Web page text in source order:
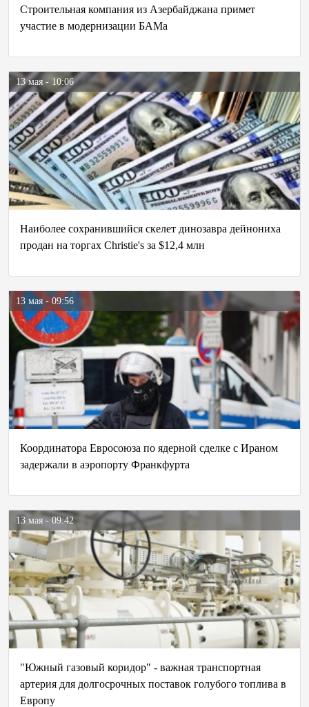
Строительная компания из Азербайджана примет
участие в модернизации БАМа
13 мая - 10:06
Наиболее сохранившийся скелет динозавра дейнониха
продан на торгах Christie's за $12,4 млн
13 мая - 09:56
Координатора Евросоюза по ядерной сделке с Ираном
задержали в аэропорту Франкфурта
13 мая - 09:42
"Южный газовый коридор" - важная транспортная
артерия для долгосрочных поставок голубого топлива в
Европу